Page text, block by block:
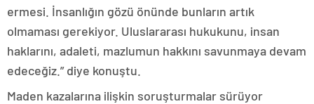
ermesi. İnsanlığın gözü önünde bunların artık
olmaması gerekiyor. Uluslararası hukukunu, insan
haklarını, adaleti, mazlumun hakkını savunmaya devam
edeceğiz.” diye konuştu.
Maden kazalarına ilişkin soruşturmalar sürüyor